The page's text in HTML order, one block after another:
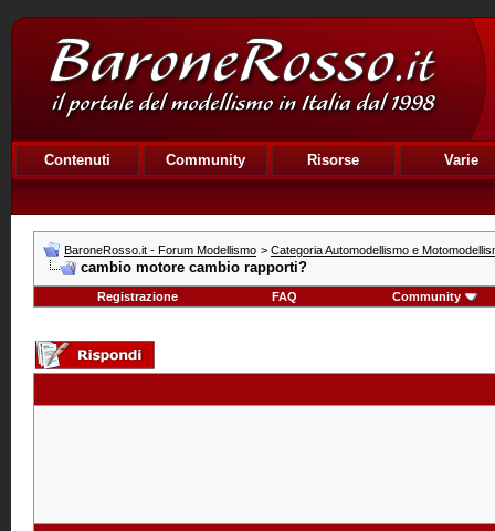
Contenuti Community Risorse Varie
BaroneRosso.it - Forum Modellismo > Categoria Automodellismo e
cambio motore cambio rapporti?
Registrazione FAQ Community